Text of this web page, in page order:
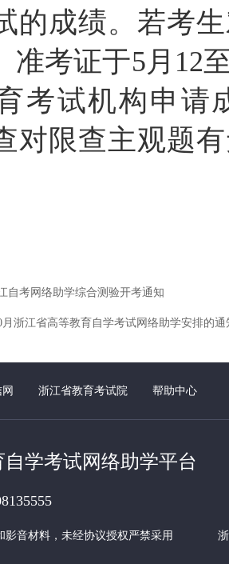
的成绩。若考
准考证于5月12
考试机构申请
对限查主观题
自考网络助学综合测验开考通知
月浙江省高等教育自学考试网络助学安排的通
浙江省教育考试院 帮助中心
学考试网络助学平台
影音材料，未经协议授权严禁采用 浙